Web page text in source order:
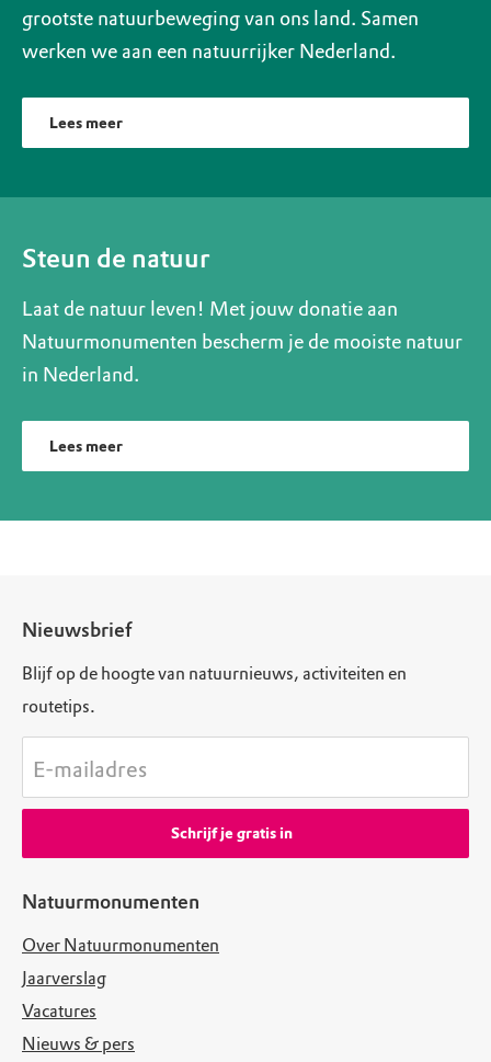
grootste natuurbeweging van ons land. Samen
werken we aan een natuurrijker Nederland.
Lees meer
Steun de natuur
Laat de natuur leven! Met jouw donatie aan
Natuurmonumenten bescherm je de mooiste natuur
in Nederland.
Lees meer
Natuurmonumenten
Over Natuurmonumenten
Jaarverslag
Vacatures
Nieuws & pers
Nieuwsbrief
Blijf op de hoogte van natuurnieuws, activiteiten en
routetips.
E-mailadres
Schrijf je gratis in